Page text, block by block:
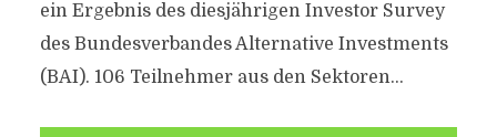
ein Ergebnis des diesjährigen Investor Survey
des Bundesverbandes Alternative Investments
(BAI). 106 Teilnehmer aus den Sektoren...